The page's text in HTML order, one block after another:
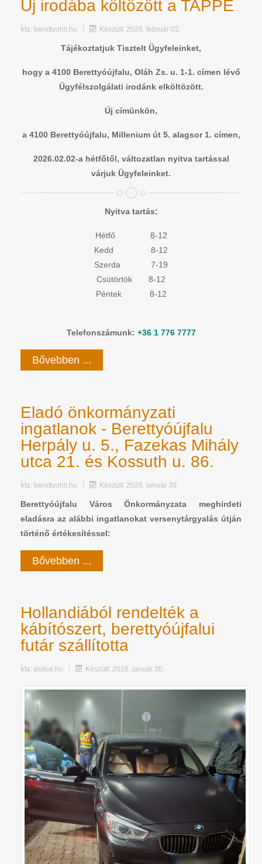
Új irodába költözött a TAPPE
Írta: berettyohir.hu Készült: 2026. február 02.
Tájékoztatjuk Tisztelt Ügyfeleinket,
hogy a 4100 Berettyóújfalu, Oláh Zs. u. 1-1. címen lévő
Ügyfélszolgálati irodánk elköltözött.
Új címünkön,
a 4100 Berettyóújfalu, Millenium út 5. alagsor 1. címen,
2026.02.02-a hétfőtől, változatlan nyitva tartással
várjuk Ügyfeleinket.
Nyitva tartás:
Hétfő 8-12
Kedd 8-12
Szerda 7-19
Csütörtök 8-12
Péntek 8-12
Telefonszámunk: +36 1 776 7777
Bővebben ...
Eladó önkormányzati
ingatlanok - Berettyóújfalu
Herpály u. 5., Fazekas Mihály
utca 21. és Kossuth u. 86.
Írta: berettyohir.hu Készült: 2026. január 30.
Berettyóújfalu Város Önkormányzata meghirdeti
eladásra az alábbi ingatlanokat versenytárgyalás útján
történő értékesítéssel:
Bővebben ...
Hollandiából rendelték a
kábítószert, berettyóújfalui
futár szállította
Írta: police.hu Készült: 2026. január 30.